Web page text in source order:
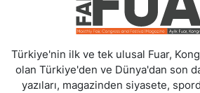
Türkiye'nin ilk ve tek ulusal Fuar,
olan Türkiye'den ve Dünya'dan son
yazıları, magazinden siyasete,